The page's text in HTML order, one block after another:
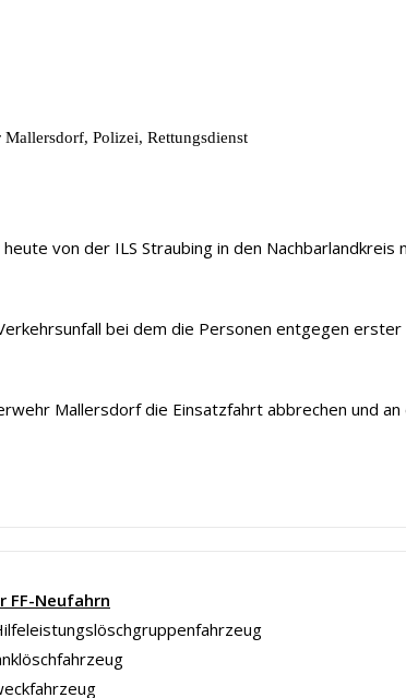
Polizei, Rettungsdienst
von der ILS Straubing in den Nachbarlandkreis
bei dem die Personen entgegen erster
Mallersdorf die Einsatzfahrt abbrechen und an
FF-Neufahrn